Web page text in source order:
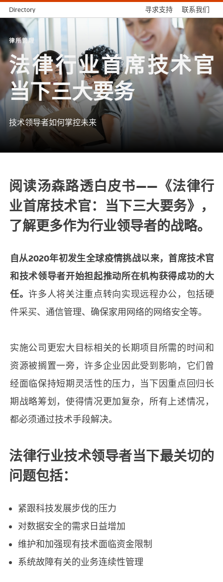
Directory 寻求支持 联系我们
律所管理
法律行业首席技术官
当下三大要务
技术领导者如何掌控未来
阅读汤森路透白皮书——《法律行
业首席技术官：当下三大要务》，
了解更多作为行业领导者的战略。
自从2020年初发生全球疫情挑战以来，首席技术官
和技术领导者开始担起推动所在机构获得成功的大
任。许多人将关注重点转向实现远程办公，包括硬
件采买、通信管理、确保家用网络的网络安全等。
实施公司更宏大目标相关的长期项目所需的时间和
资源被搁置一旁，许多企业因此受到影响，它们曾
经面临保持短期灵活性的压力，当下因重点回归长
期战略筹划，使得情况更加复杂，所有上述情况，
都必须通过技术手段解决。
法律行业技术领导者当下最关切的
问题包括：
紧跟科技发展步伐的压力
对数据安全的需求日益增加
维护和加强现有技术面临资金限制
系统故障有关的业务连续性管理